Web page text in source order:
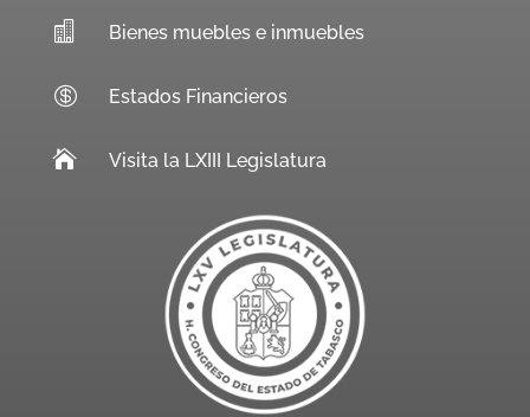
 Bienes muebles e inmuebles
 Estados Financieros
 Visita la LXIII Legislatura